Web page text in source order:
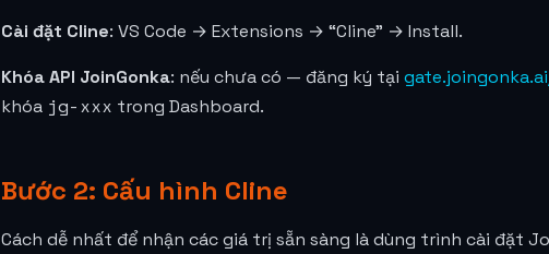
Cài đặt Cline: VS Code → Extensions → “Cline” → Install.
Khóa API JoinGonka: nếu chưa có — đăng ký tại
khóa jg-xxx trong Dashboard.
Bước 2: Cấu hình Cline
Cách dễ nhất để nhận các giá trị sẵn sàng là dùng trình cài đặt